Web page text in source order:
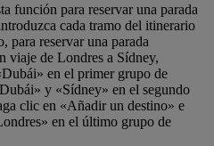
función para reservar una parada
cada tramo del itinerario
para reservar una parada
viaje de Londres a Sídney,
en el primer grupo de
y «Sídney» en el segundo
clic en «Añadir un destino» e
en el último grupo de